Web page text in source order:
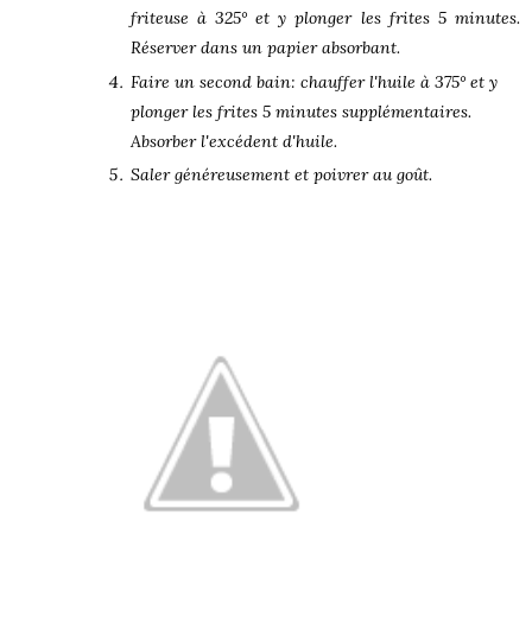
friteuse à 325° et y plonger les frites 5 minutes.
Réserver dans un papier absorbant.
Faire un second bain: chauffer l'huile à 375° et y
plonger les frites 5 minutes supplémentaires.
Absorber l'excédent d'huile.
Saler généreusement et poivrer au goût.